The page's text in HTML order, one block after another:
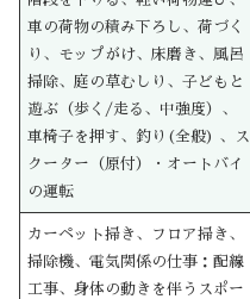
車の荷物の積み下ろし、荷づく
り、モップがけ、床磨き、風呂
掃除、庭の草むしり、子どもと
遊ぶ（歩く/走る、中強度）、
車椅子を押す、釣り(全般) 、ス
クーター（原付）・オートバイ
の運転
カーペット掃き、フロア掃き、
掃除機、電気関係の仕事：配線
工事、身体の動きを伴うスポー